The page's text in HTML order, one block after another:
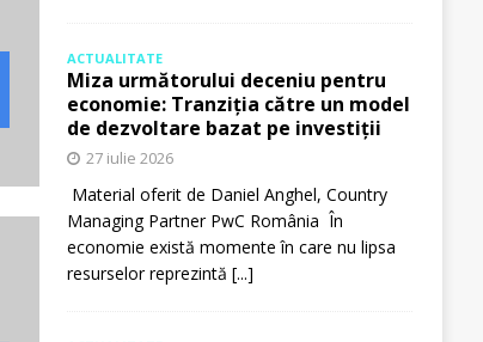
ACTUALITATE
Miza următorului deceniu pentru
economie: Tranziția către un model
de dezvoltare bazat pe investiții
27 iulie 2026
Material oferit de Daniel Anghel, Country
Managing Partner PwC România În
economie există momente în care nu lipsa
resurselor reprezintă [...]